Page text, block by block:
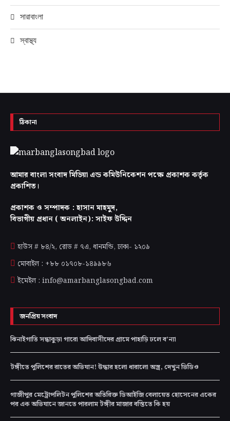
সারাবাংলা
স্বাস্থ্য
ঠিকানা
আমার বাংলা সংবাদ মিডিয়া এন্ড কমিউনিকেশন পক্ষে প্রকাশক কর্তৃক
প্রকাশিত।
প্রকাশক ও সম্পাদক : হাসান মাহমুদ,
বিভাগীয় প্রধান ( অনলাইন): সাইফ উদ্দিন
হাউস # ৮৪/২, রোড # ৭এ, ধানমন্ডি, ঢাকা- ১২০৯
মোবাইল : +৮৮ ০১৭০৮-১৪৯৯৮৬
ইমেইল : info@amarbanglasongbad.com
জনপ্রিয় সংবাদ
ঝিনাইগাতি সন্ধাকুড়া গারো আদিবাসীদের গ্রামে পাহাড়ি ঢলে ব’ন্যা
টঙ্গীতে পুলিশের রাতের অভিযান! উদ্ধার হলো ধারালো অস্ত্র, দেখুন ভিডিও
গাজীপুর মেট্রোপলিটন পুলিশের অতিরিক্ত ডিআইজি বেলায়েত হোসেনের একের
পর এক অভিযানে জানতে পারলাম টঙ্গীর মাজার বস্তিতে কি হয়